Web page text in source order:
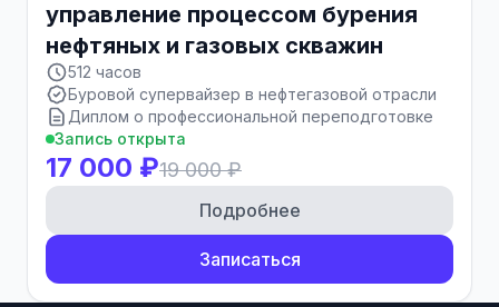
управление процессом бурения
нефтяных и газовых скважин
512 часов
Буровой супервайзер в нефтегазовой отрасли
Диплом о профессиональной переподготовке
Запись открыта
17 000 ₽19 000 ₽
Подробнее
Записаться